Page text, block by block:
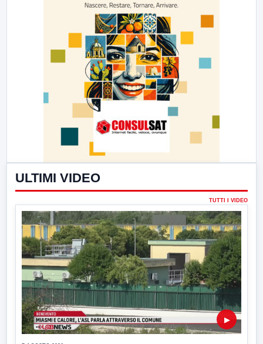
ULTIMI VIDEO
TUTTI I VIDEO
▶